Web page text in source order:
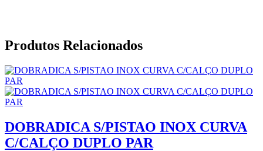
Produtos Relacionados
DOBRADICA S/PISTAO INOX CURVA
C/CALÇO DUPLO PAR